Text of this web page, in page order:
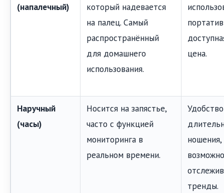
(напалечный)
который надевается
на палец. Самый
распространённый
для домашнего
использования.
цена.
Наручный
(часы)
Носится на запястье,
часто с функцией
мониторинга в
реальном времени.
ношения,
тренды.